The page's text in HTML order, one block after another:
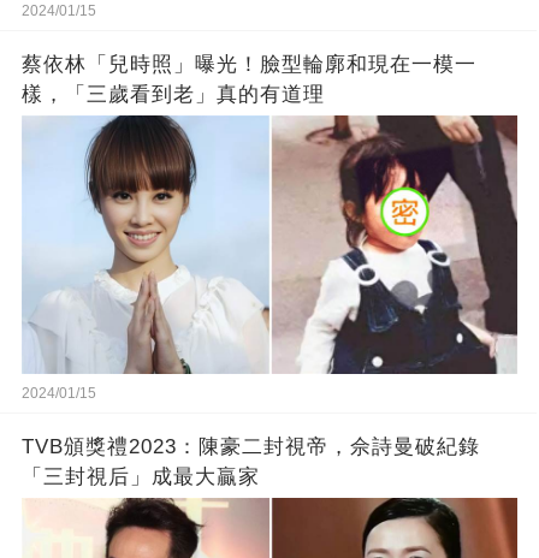
2024/01/15
蔡依林「兒時照」曝光！臉型輪廓和現在一模一
樣，「三歲看到老」真的有道理
2024/01/15
TVB頒獎禮2023：陳豪二封視帝，佘詩曼破紀錄
「三封視后」成最大贏家